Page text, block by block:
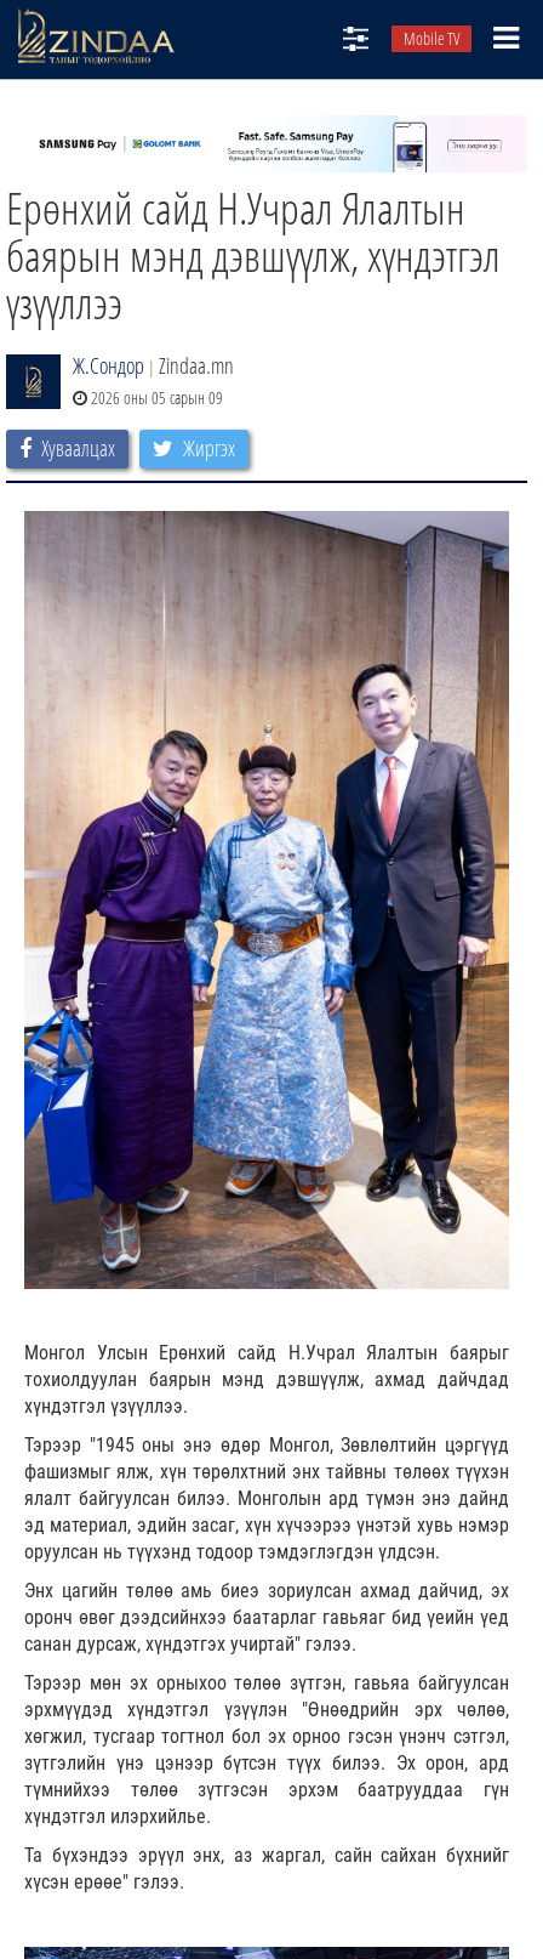
Mobile TV
ТВ8
ӨГЛӨӨНИЙ СОНИН
АУДИО ЗОХИОЛ
ЗИНДАА СЭТГҮҮЛ
Ерөнхий сайд Н.Учрал Ялалтын
баярын мэнд дэвшүүлж, хүндэтгэл
үзүүллээ
Ж.Сондор | Zindaa.mn
2026 оны 05 сарын 09
Хуваалцах Жиргэх
Монгол Улсын Ерөнхий сайд Н.Учрал Ялалтын баярыг
тохиолдуулан баярын мэнд дэвшүүлж, ахмад дайчдад
хүндэтгэл үзүүллээ.
Тэрээр "1945 оны энэ өдөр Монгол, Зөвлөлтийн цэргүүд
фашизмыг ялж, хүн төрөлхтний энх тайвны төлөөх түүхэн
ялалт байгуулсан билээ. Монголын ард түмэн энэ дайнд
эд материал, эдийн засаг, хүн хүчээрээ үнэтэй хувь нэмэр
оруулсан нь түүхэнд тодоор тэмдэглэгдэн үлдсэн.
Энх цагийн төлөө амь биеэ зориулсан ахмад дайчид, эх
оронч өвөг дээдсийнхээ баатарлаг гавьяаг бид үеийн үед
санан дурсаж, хүндэтгэх учиртай" гэлээ.
Тэрээр мөн эх орныхоо төлөө зүтгэн, гавьяа байгуулсан
эрхмүүдэд хүндэтгэл үзүүлэн "Өнөөдрийн эрх чөлөө,
хөгжил, тусгаар тогтнол бол эх орноо гэсэн үнэнч сэтгэл,
зүтгэлийн үнэ цэнээр бүтсэн түүх билээ. Эх орон, ард
түмнийхээ төлөө зүтгэсэн эрхэм баатрууддаа гүн
хүндэтгэл илэрхийлье.
Та бүхэндээ эрүүл энх, аз жаргал, сайн сайхан бүхнийг
хүсэн ерөөе" гэлээ.